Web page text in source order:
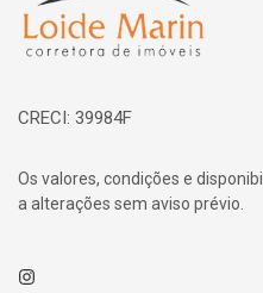
CRECI: 39984F
Os valores, condições e
a alterações sem aviso prévio.
Instagram